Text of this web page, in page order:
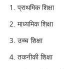
प्राथमिक शिक्षा
माध्यमिक शिक्षा
उच्च शिक्षा
तकनीकी शिक्षा